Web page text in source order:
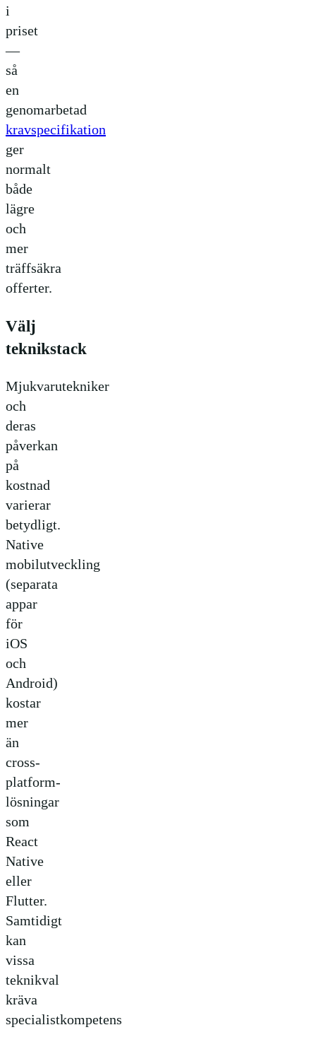
i
priset
—
så
en
genomarbetad
kravspecifikation
ger
normalt
både
lägre
och
mer
träffsäkra
offerter.
Välj
teknikstack
Mjukvarutekniker
och
deras
påverkan
på
kostnad
varierar
betydligt.
Native
mobilutveckling
(separata
appar
för
iOS
och
Android)
kostar
mer
än
cross-
platform-
lösningar
som
React
Native
eller
Flutter.
Samtidigt
kan
vissa
teknikval
kräva
specialistkompetens